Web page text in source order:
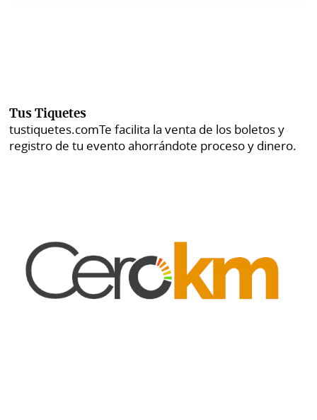
Tus Tiquetes
tustiquetes.comTe facilita la venta de los boletos y
registro de tu evento ahorrándote proceso y dinero.